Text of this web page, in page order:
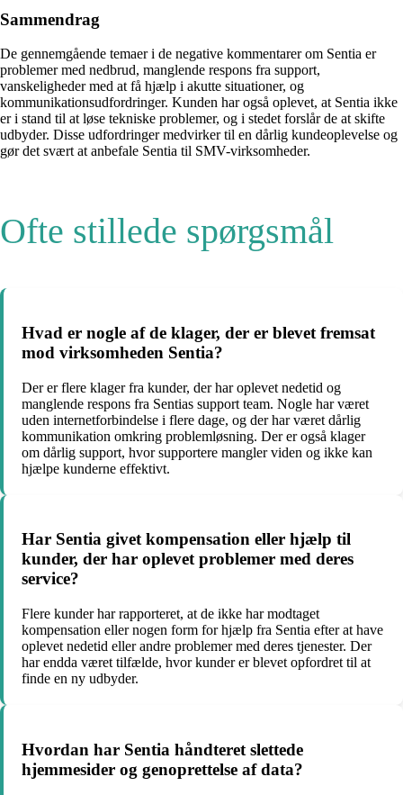
Sammendrag
De gennemgående temaer i de negative kommentarer om Sentia er
problemer med nedbrud, manglende respons fra support,
vanskeligheder med at få hjælp i akutte situationer, og
kommunikationsudfordringer. Kunden har også oplevet, at Sentia ikke
er i stand til at løse tekniske problemer, og i stedet forslår de at skifte
udbyder. Disse udfordringer medvirker til en dårlig kundeoplevelse og
gør det svært at anbefale Sentia til SMV-virksomheder.
Ofte stillede spørgsmål
Hvad er nogle af de klager, der er blevet fremsat
mod virksomheden Sentia?
Der er flere klager fra kunder, der har oplevet nedetid og
manglende respons fra Sentias support team. Nogle har været
uden internetforbindelse i flere dage, og der har været dårlig
kommunikation omkring problemløsning. Der er også klager
om dårlig support, hvor supportere mangler viden og ikke kan
hjælpe kunderne effektivt.
Har Sentia givet kompensation eller hjælp til
kunder, der har oplevet problemer med deres
service?
Flere kunder har rapporteret, at de ikke har modtaget
kompensation eller nogen form for hjælp fra Sentia efter at have
oplevet nedetid eller andre problemer med deres tjenester. Der
har endda været tilfælde, hvor kunder er blevet opfordret til at
finde en ny udbyder.
Hvordan har Sentia håndteret slettede
hjemmesider og genoprettelse af data?